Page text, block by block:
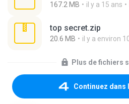
167.2 MB il y a 15 ans
top secret.zip
20.6 MB il y a environ
Plus de fichiers
Continuez dans